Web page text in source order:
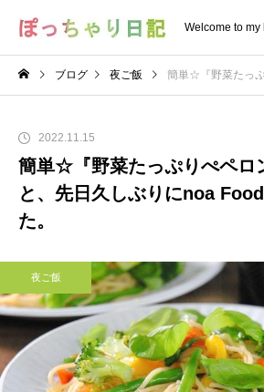
Welcome to my
ブログ 夜ご飯 簡単☆『野菜たっぷりぺペロンチーノ』
2022.11.15
簡単☆『野菜たっぷりぺペ
と、先日久しぶりにnoa
た。
夜ご飯